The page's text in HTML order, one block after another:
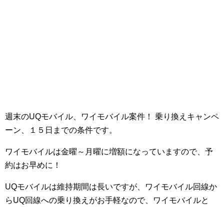
週末のUQモバイル、ワイモバイル案件！ 乗り換えキャンペ
ーン、１５日までの条件です。
ワイモバイルは金曜～月曜に増額になっていますので、予
約はお早めに！
UQモバイルは維持期間は長いですが、ワイモバイル回線か
らUQ回線への乗り換えがお手軽なので、ワイモバイルと